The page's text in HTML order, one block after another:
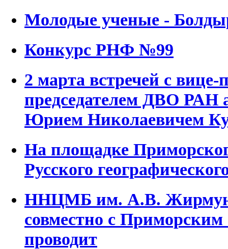
Молодые ученые -
Конкурс РНФ №99
2 марта встречей с
председателем ДВО РАН
Юрием Николаевичем
На площадке
Русского
ННЦМБ им. А.В.
совместно с
проводит